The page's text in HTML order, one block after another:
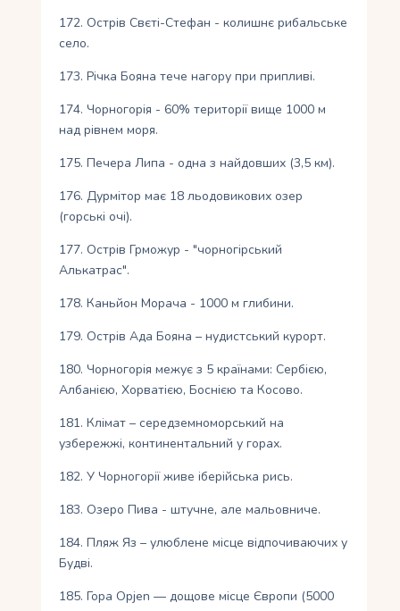
172. Острів Свєті-Стефан - колишнє рибальське
село.
173. Річка Бояна тече нагору при припливі.
174. Чорногорія - 60% території вище 1000 м
над рівнем моря.
175. Печера Липа - одна з найдовших (3,5 км).
176. Дурмітор має 18 льодовикових озер
(горські очі).
177. Острів Грможур - "чорногірський
Алькатрас".
178. Каньйон Морача - 1000 м глибини.
179. Острів Ада Бояна – нудистський курорт.
180. Чорногорія межує з 5 країнами: Сербією,
Албанією, Хорватією, Боснією та Косово.
181. Клімат – середземноморський на
узбережжі, континентальний у горах.
182. У Чорногорії живе іберійська рись.
183. Озеро Пива - штучне, але мальовниче.
184. Пляж Яз – улюблене місце відпочиваючих у
Будві.
185. Гора Орjen — дощове місце Європи (5000